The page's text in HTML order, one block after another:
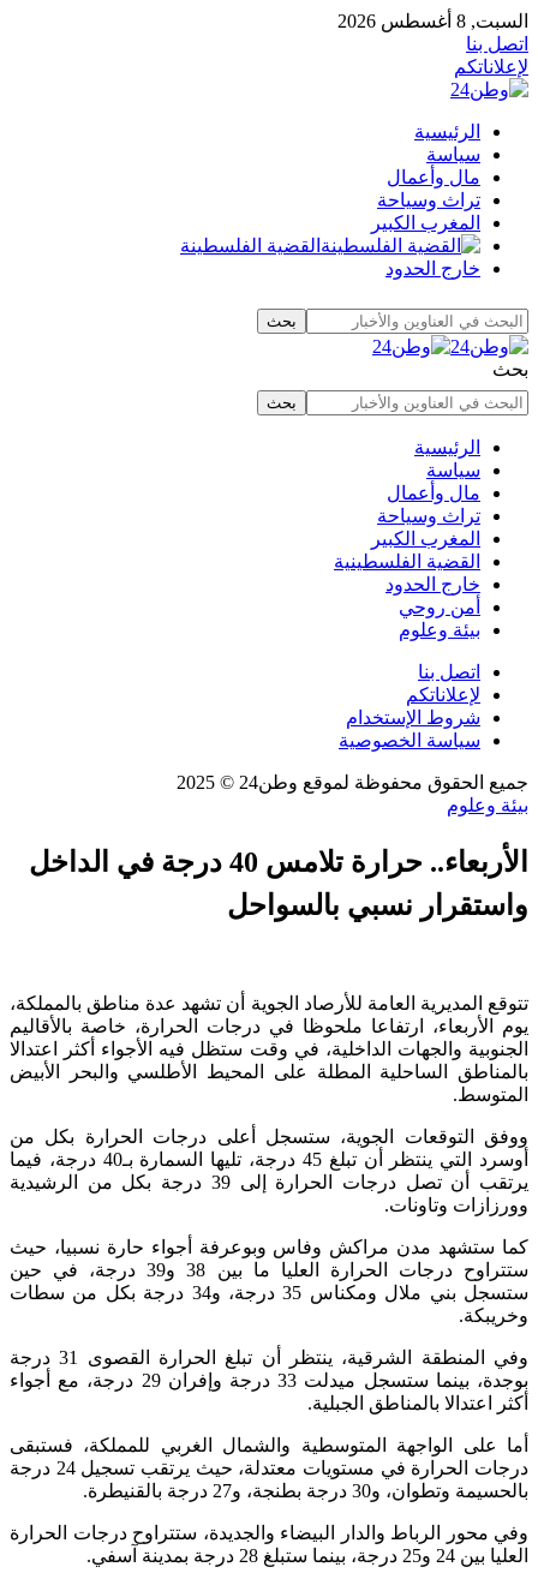
السبت, 8 أغسطس 2026
اتصل بنا
لإعلاناتكم
الرئيسية
سياسة
مال وأعمال
تراث وسياحة
المغرب الكبير
القضية الفلسطينة
خارج الحدود
بحث
الرئيسية
سياسة
مال وأعمال
تراث وسياحة
المغرب الكبير
القضية الفلسطينية
خارج الحدود
أمن روحي
بيئة وعلوم
اتصل بنا
لإعلاناتكم
شروط الإستخدام
سياسة الخصوصية
جميع الحقوق محفوظة لموقع وطن24 © 2025
بيئة وعلوم
الأربعاء.. حرارة تلامس 40 درجة في الداخل
واستقرار نسبي بالسواحل
تتوقع المديرية العامة للأرصاد الجوية أن تشهد عدة مناطق بالمملكة،
يوم الأربعاء، ارتفاعا ملحوظا في درجات الحرارة، خاصة بالأقاليم
الجنوبية والجهات الداخلية، في وقت ستظل فيه الأجواء أكثر اعتدالا
بالمناطق الساحلية المطلة على المحيط الأطلسي والبحر الأبيض
المتوسط.
ووفق التوقعات الجوية، ستسجل أعلى درجات الحرارة بكل من
أوسرد التي ينتظر أن تبلغ 45 درجة، تليها السمارة بـ40 درجة، فيما
يرتقب أن تصل درجات الحرارة إلى 39 درجة بكل من الرشيدية
وورزازات وتاونات.
كما ستشهد مدن مراكش وفاس وبوعرفة أجواء حارة نسبيا، حيث
ستتراوح درجات الحرارة العليا ما بين 38 و39 درجة، في حين
ستسجل بني ملال ومكناس 35 درجة، و34 درجة بكل من سطات
وخريبكة.
وفي المنطقة الشرقية، ينتظر أن تبلغ الحرارة القصوى 31 درجة
بوجدة، بينما ستسجل ميدلت 33 درجة وإفران 29 درجة، مع أجواء
أكثر اعتدالا بالمناطق الجبلية.
أما على الواجهة المتوسطية والشمال الغربي للمملكة، فستبقى
درجات الحرارة في مستويات معتدلة، حيث يرتقب تسجيل 24 درجة
بالحسيمة وتطوان، و30 درجة بطنجة، و27 درجة بالقنيطرة.
وفي محور الرباط والدار البيضاء والجديدة، ستتراوح درجات الحرارة
العليا بين 24 و25 درجة، بينما ستبلغ 28 درجة بمدينة آسفي.